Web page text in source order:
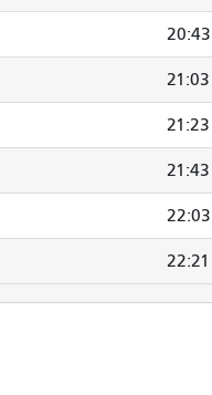
20:43
21:03
21:23
21:43
22:03
22:21